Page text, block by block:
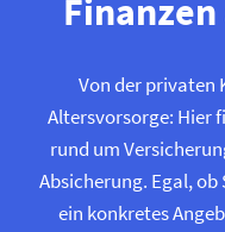
Von der privaten
Altersvorsorge: Hier
rund um
Absicherung. Egal,
ein konkretes